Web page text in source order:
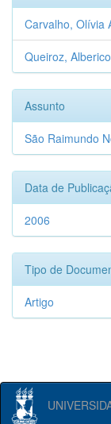
Carvalho, Olívia
Queiroz,
Assunto
São Raimundo
Data de
2006
Tipo de
Artigo